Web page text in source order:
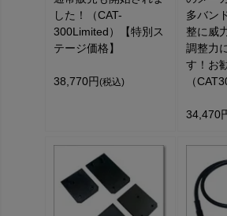
した！（CAT-
300Limited）【特別ス
テージ価格】
38,770円(税込)
多バン
整に威
調整力
す！お
（
34,470